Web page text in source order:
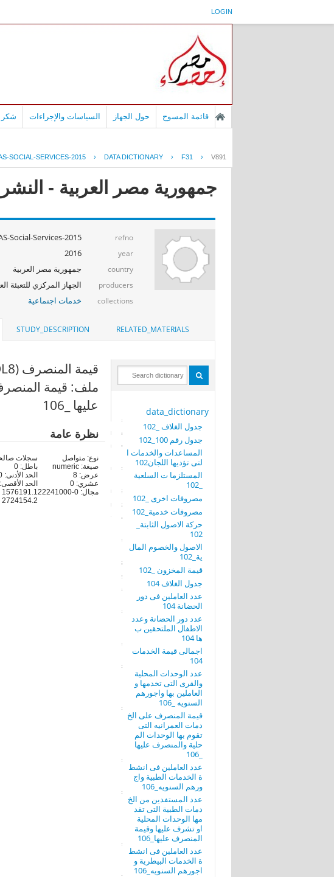
LOGIN
قائمة المسوح حول الجهاز السياسات والإجراءات شكر
SOCIAL-SERVICES-2015 › DATA DICTIONARY › F31 › V891
جمهورية مصر العربية - النشرة
refno
Social-Services-2015
year
2016
country جمهورية مصر العربية
producers الجهاز المركزي للتعبئة
collections خدمات اجتماعية
RELATED_MATERIALS
STUDY_DESCRIPTION
data_dictionary
جدول الغلاف _102
جدول رقم 100_102
المساعدات والخدمات ا
لتى تؤديها اللجان102
المستلزما ت السلعية
مصروفات اخرى _102
مصروفات خدمية_102
حركة الاصول الثابتة_
102
الاصول والخصوم المال
ية_102
قيمة المخزون _102
جدول الغلاف 104
عدد العاملين فى دور
الحضانة 104
عدد دور الحضانة وعدد
الاطفال الملتحقين ب
ها 104
اجمالى قيمة الخدمات
104
عدد الوحدات المحلية
والقرى التى تخدمها و
العاملين بها واجورهم
السنويه _106
قيمة المنصرف على الخ
دمات العمرانيه التى
تقوم بها الوحدات الم
حلية والمنصرف عليها
عدد العاملين فى انشط
ة الخدمات الطبية واج
ورهم السنويه_106
عدد المستفدين من الخ
دمات الطبية التى تقد
مها الوحدات المحلية
او تشرف عليها وقيمة
المنصرف عليها_106
عدد العاملين فى انشط
ة الخدمات البيطرية و
اجورهم السنويه_106
قيمة المنصرف (COL8)
ملف: قيمة
عليها _106
نظرة عامة
نوع: متواصل
صيغة: numeric
عرض: 8
عشري: 0
مجال: 0-22241000
سجلات صالحة:
باطل: 0
الحد الأدنى: 0
الحد الأقصى: 22241000
1576191.1